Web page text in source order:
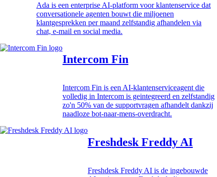
Ada is een enterprise AI-platform voor klantenservice dat
conversationele agenten bouwt die miljoenen
klantgesprekken per maand zelfstandig afhandelen via
chat, e-mail en social media.
Intercom Fin
Intercom Fin is een AI-klantenserviceagent die
volledig in Intercom is geintegreerd en zelfstandig
zo'n 50% van de supportvragen afhandelt dankzij
naadloze bot-naar-mens-overdracht.
Freshdesk Freddy AI
Freshdesk Freddy AI is de ingebouwde